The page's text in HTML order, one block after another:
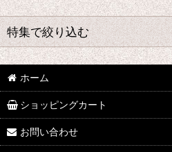
在庫あり
並び順:
特集で絞り込む
なみぞう
採集個体
ホーム
ショッピングカート
お問い合わせ